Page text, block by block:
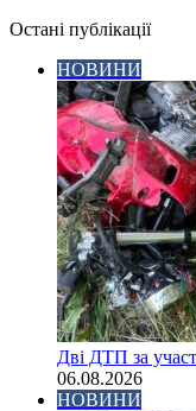
Остані публікації
НОВИНИ
Дві ДТП за
06.08.2026
НОВИНИ